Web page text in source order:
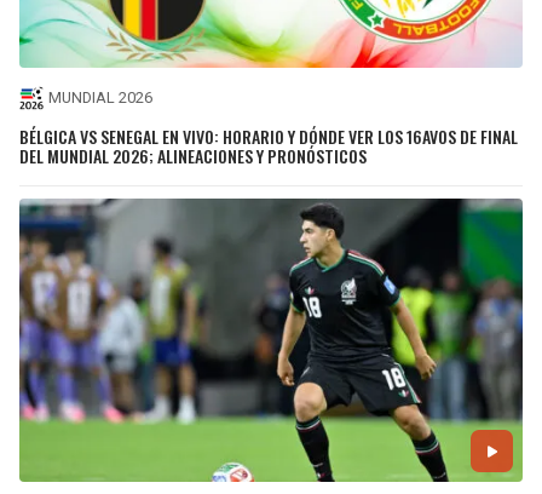
MUNDIAL 2026
BÉLGICA VS SENEGAL EN VIVO: HORARIO Y DÓNDE VER LOS 16AVOS DE FINAL
DEL MUNDIAL 2026; ALINEACIONES Y PRONÓSTICOS